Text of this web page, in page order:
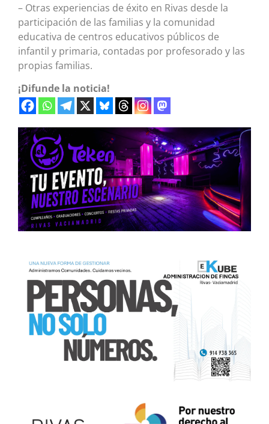
– Otras experiencias de éxito en Rivas desde la
participación de las familias y la comunidad
educativa de centros educativos públicos de
infantil y primaria, contadas por profesorado y las
propias familias.
¡Difunde la noticia!